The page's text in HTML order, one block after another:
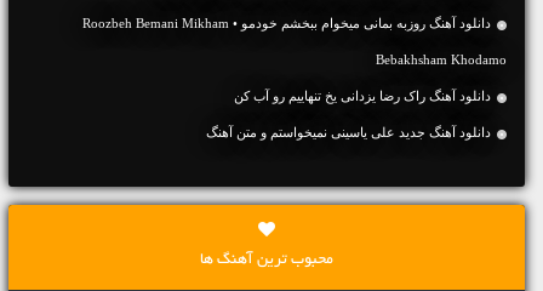
دانلود آهنگ روزبه بمانی میخوام ببخشم خودمو • Roozbeh Bemani Mikham
Bebakhsham Khodamo
دانلود آهنگ راک رضا یزدانی یخ تنهاییم رو آب کن
دانلود آهنگ جديد علی یاسینی نمیخواستم و متن آهنگ
محبوب ترین آهنگ ها